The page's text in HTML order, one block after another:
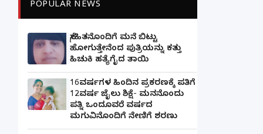
POPULAR NEWS
ಸ್ನೇಹಿತನೊಂದಿಗೆ ಮನೆ ಬಿಟ್ಟು
ಹೋಗುತ್ತೇನೆಂದ ಪುತ್ರಿಯನ್ನು ಕತ್ತು
ಹಿಚುಕಿ ಹತ್ಯೆಗೈದ ತಾಯಿ
16ವರ್ಷಗಳ ಹಿಂದಿನ ಪ್ರಕರಣಕ್ಕೆ ಪತಿಗೆ
12ವರ್ಷ ಜೈಲು ಶಿಕ್ಷೆ- ಮನನೊಂದು
ಪತ್ನಿ ಒಂದೂವರೆ ವರ್ಷದ
ಮಗುವಿನೊಂದಿಗೆ ನೇಣಿಗೆ ಶರಣು